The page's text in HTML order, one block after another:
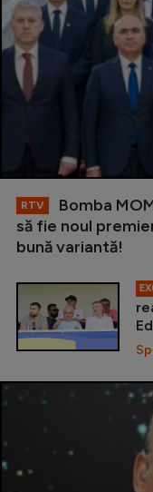
RTV
Bomba
să fie noul
bună variantă!